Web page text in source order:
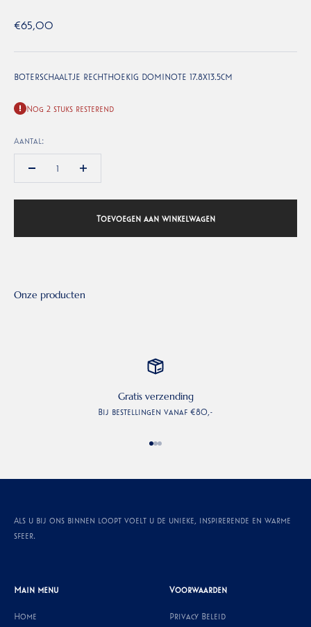
Aanbiedingsprijs
€65,00
BOTERSCHAALTJE RECHTHOEKIG DOMINOTE 17.8X13.5CM
Nog 2 stuks resterend
Aantal:
Toevoegen aan winkelwagen
Gratis verzending
Bij bestellingen vanaf €80,-
Als u bij ons binnen loopt voelt u de unieke, inspirerende en warme
sfeer.
Main menu
Home
Voorwaarden
Privacy Beleid